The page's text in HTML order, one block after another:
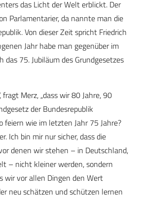
das Licht der Welt erblickt. Der
Parlamentarier, da nannte man die
Von dieser Zeit spricht Friedrich
Jahr habe man gegenüber im
das 75. Jubiläum des Grundgesetzes
fragt Merz, „dass wir 80 Jahre, 90
der Bundesrepublik
feiern wie im letzten Jahr 75 Jahre?
Ich bin mir nur sicher, dass die
denen wir stehen – in Deutschland,
– nicht kleiner werden, sondern
wir vor allen Dingen den Wert
neu schätzen und schützen lernen